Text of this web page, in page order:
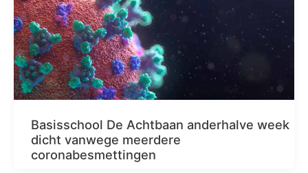
Basisschool De Achtbaan anderhalve week
dicht vanwege meerdere
coronabesmettingen